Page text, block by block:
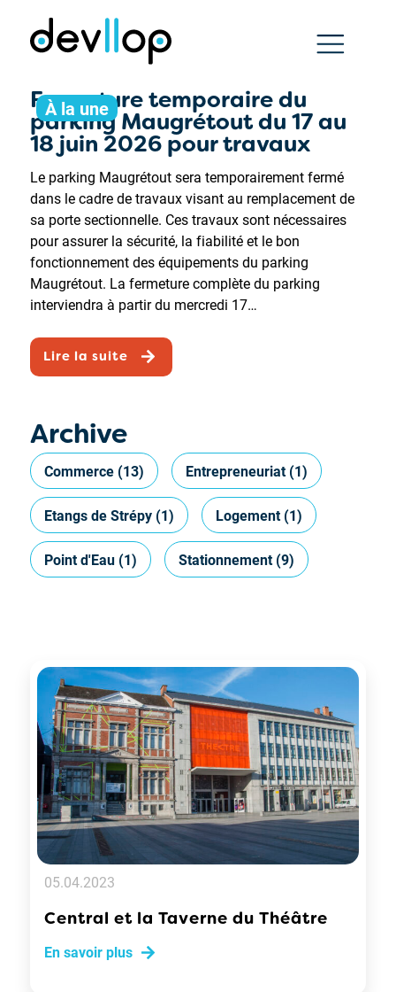
À la une
Fermeture temporaire du
parking Maugrétout du 17 au
18 juin 2026 pour travaux
Le parking Maugrétout sera temporairement fermé
dans le cadre de travaux visant au remplacement de
sa porte sectionnelle. Ces travaux sont nécessaires
pour assurer la sécurité, la fiabilité et le bon
fonctionnement des équipements du parking
Maugrétout. La fermeture complète du parking
interviendra à partir du mercredi 17…
Lire la suite
Archive
Commerce (13) Entrepreneuriat(1)
Etangs de Strépy (1) Logement(1)
Point d'Eau (1) Stationnement(9)
05.04.2023
Central et la Taverne du Théâtre
En savoir plus